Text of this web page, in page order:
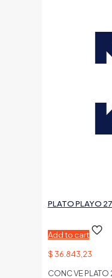
PLATO PLAYO
Add to cart
$36.843,23
CONC VE